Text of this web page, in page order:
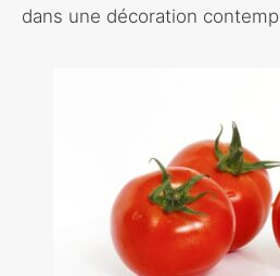
dans une décoration